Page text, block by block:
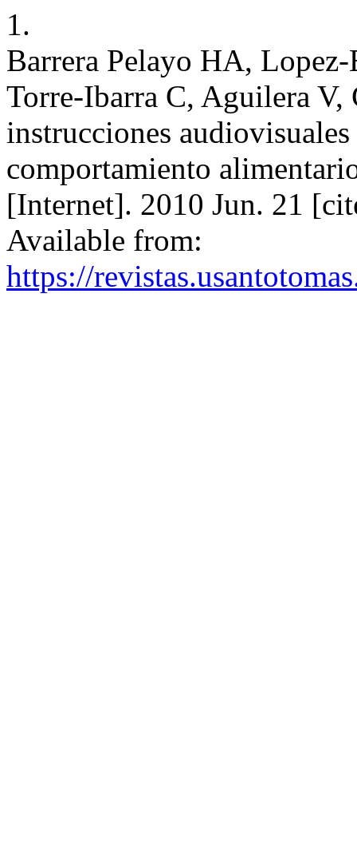
1.
Barrera Pelayo HA,
Torre-Ibarra C, Aguilera V,
instrucciones
comportamiento
[Internet]. 2010 Jun. 21
Available from:
https://